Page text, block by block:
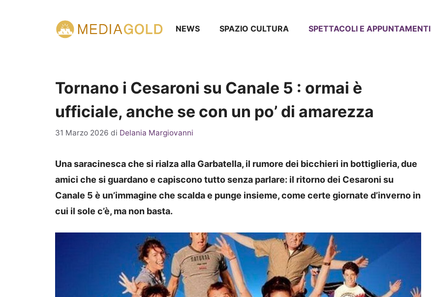
NEWS SPAZIO CULTURA SPETTACOLI E APPUNTAMENTI
Tornano i Cesaroni su Canale 5 : ormai è
ufficiale, anche se con un po’ di amarezza
31 Marzo 2026 di Delania Margiovanni
Una saracinesca che si rialza alla Garbatella, il rumore dei bicchieri in bottiglieria, due
amici che si guardano e capiscono tutto senza parlare: il ritorno dei Cesaroni su
Canale 5 è un’immagine che scalda e punge insieme, come certe giornate d’inverno in
cui il sole c’è, ma non basta.